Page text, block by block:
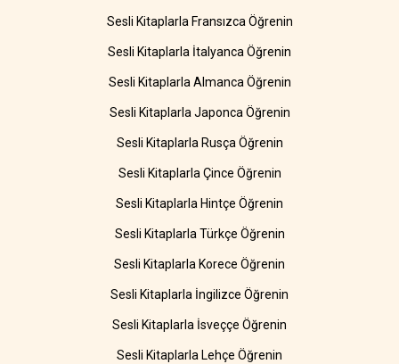
Sesli Kitaplarla Fransızca Öğrenin
Sesli Kitaplarla İtalyanca Öğrenin
Sesli Kitaplarla Almanca Öğrenin
Sesli Kitaplarla Japonca Öğrenin
Sesli Kitaplarla Rusça Öğrenin
Sesli Kitaplarla Çince Öğrenin
Sesli Kitaplarla Hintçe Öğrenin
Sesli Kitaplarla Türkçe Öğrenin
Sesli Kitaplarla Korece Öğrenin
Sesli Kitaplarla İngilizce Öğrenin
Sesli Kitaplarla İsveççe Öğrenin
Sesli Kitaplarla Lehçe Öğrenin